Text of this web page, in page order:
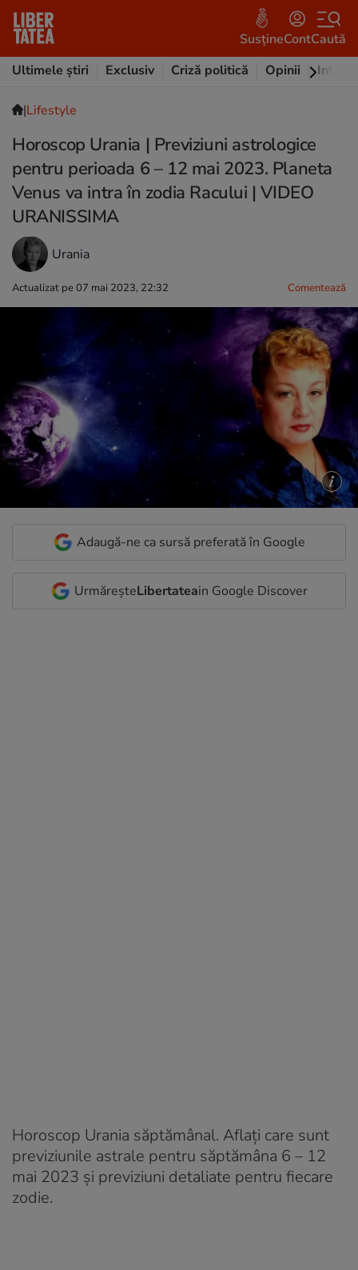
SusțineContCaută
Ultimele știri
Exclusiv Criză politică Opinii
|Lifestyle
Horoscop Urania | Previziuni astrologice
pentru perioada 6 – 12 mai 2023. Planeta
Venus va intra în zodia Racului | VIDEO
URANISSIMA
Urania
Actualizat pe 07 mai 2023, 22:32 Comentează
Adaugă-ne ca sursă preferată în Google
UrmăreșteLibertateain Google Discover
Horoscop Urania săptămânal. Aflați care sunt
previziunile astrale pentru săptămâna 6 – 12
mai 2023 și previziuni detaliate pentru fiecare
zodie.